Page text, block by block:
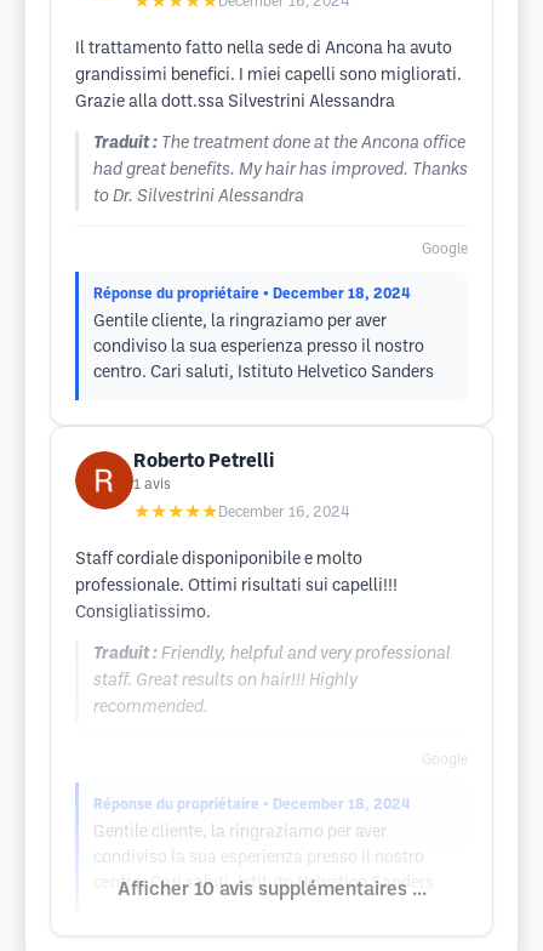
Il trattamento fatto nella sede di Ancona ha avuto
grandissimi benefici. I miei capelli sono migliorati.
Grazie alla dott.ssa Silvestrini Alessandra
Traduit : The treatment done at the Ancona office
had great benefits. My hair has improved. Thanks
to Dr. Silvestrini Alessandra
Google
Réponse du propriétaire • December 18, 2024
Gentile cliente, la ringraziamo per aver
condiviso la sua esperienza presso il nostro
centro. Cari saluti, Istituto Helvetico Sanders
Roberto Petrelli
1 avis
★★★★★ December 16, 2024
Staff cordiale disponiponibile e molto
professionale. Ottimi risultati sui capelli!!!
Consigliatissimo.
Traduit : Friendly, helpful and very professional
staff. Great results on hair!!! Highly
recommended.
Google
Réponse du propriétaire • December 18, 2024
Gentile cliente, la ringraziamo per aver
condiviso la sua esperienza presso il nostro
centro. Cari saluti, Istituto Helvetico Sanders
Afficher 10 avis supplémentaires ...